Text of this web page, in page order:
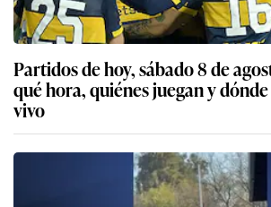
Partidos de hoy, sábado 8 de
qué hora, quiénes juegan y
vivo